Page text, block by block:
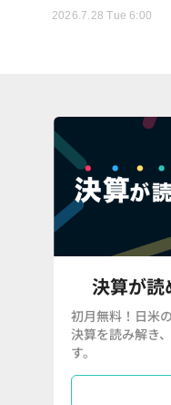
2026.7.28 Tue 6:00
決算が読
初月無料！日米
決算を読み解き
す。